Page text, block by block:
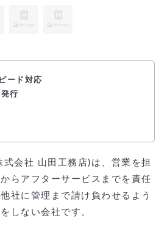
ード対応
行
会社 山田工務店)は、営業を担
らアフターサービスまでを責任
社に管理まで請け負わせるよう
しない会社です。